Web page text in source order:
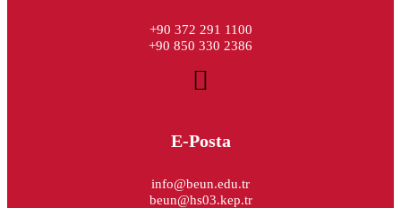
+90 372 291 1100
+90 850 330 2386
E-Posta
info@beun.edu.tr
beun@hs03.kep.tr